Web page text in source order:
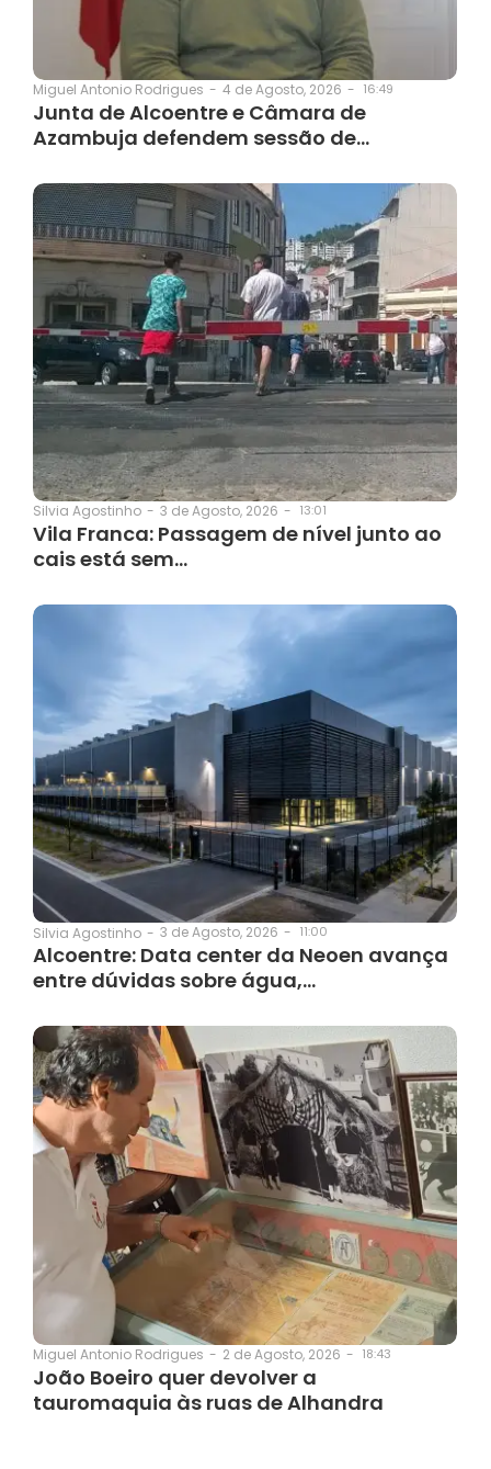
Miguel Antonio Rodrigues - 4 de Agosto, 2026 - 16:49
Junta de Alcoentre e Câmara de
Azambuja defendem sessão de…
Silvia Agostinho - 3 de Agosto, 2026 - 13:01
Vila Franca: Passagem de nível junto ao
cais está sem…
Silvia Agostinho - 3 de Agosto, 2026 - 11:00
Alcoentre: Data center da Neoen avança
entre dúvidas sobre água,…
Miguel Antonio Rodrigues - 2 de Agosto, 2026 - 18:43
João Boeiro quer devolver a
tauromaquia às ruas de Alhandra